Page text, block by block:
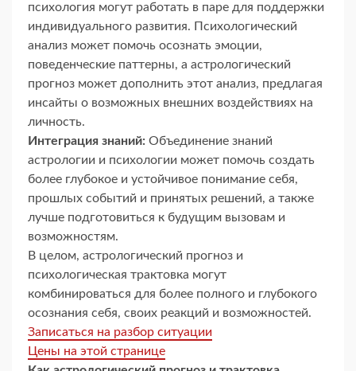
психология могут работать в паре для поддержки
индивидуального развития. Психологический
анализ может помочь осознать эмоции,
поведенческие паттерны, а астрологический
прогноз может дополнить этот анализ, предлагая
инсайты о возможных внешних воздействиях на
личность.
Интеграция знаний: Объединение знаний
астрологии и психологии может помочь создать
более глубокое и устойчивое понимание себя,
прошлых событий и принятых решений, а также
лучше подготовиться к будущим вызовам и
возможностям.
В целом, астрологический прогноз и
психологическая трактовка могут
комбинироваться для более полного и глубокого
осознания себя, своих реакций и возможностей.
Записаться на разбор ситуации
Цены на этой странице